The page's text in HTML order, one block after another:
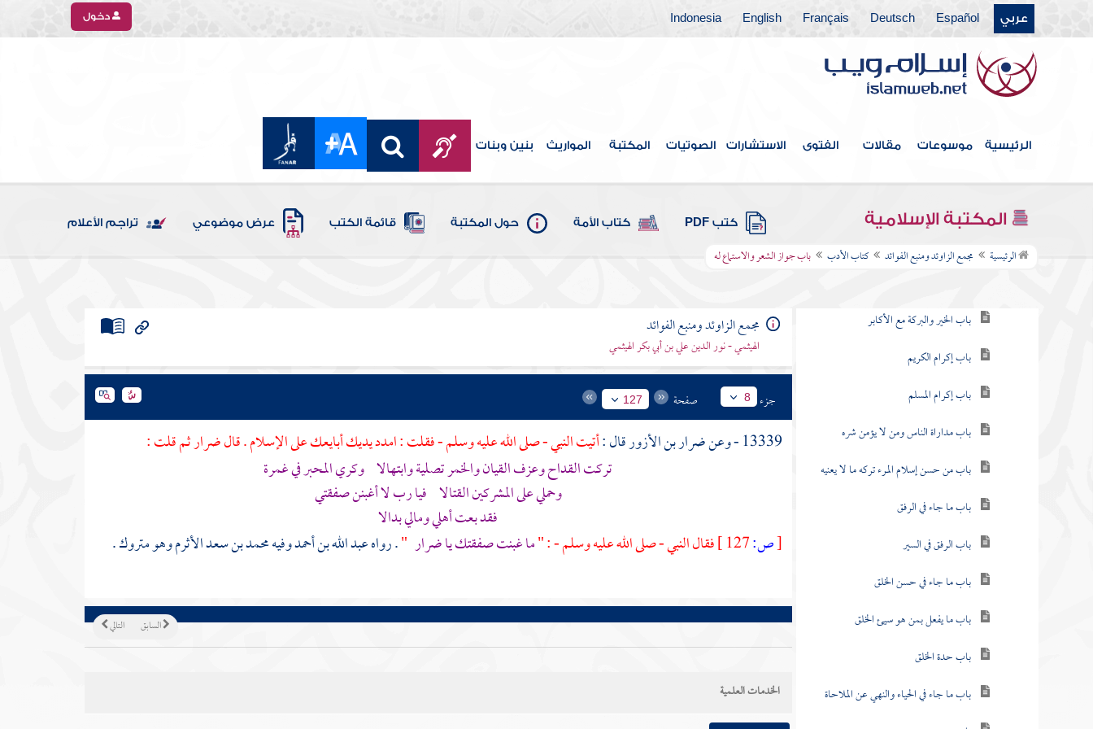
عربي Español
Deutsch
Français
English
Indonesia دخول
الرئيسية موسوعات مقالات الفتوى الاستشارات الصوتيات المكتبة المواريث بنين وبنات
المكتبة الإسلامية كتب PDF كتاب الأمة حول المكتبة قائمة الكتب عرض موضوعي تراجم الأعلام
الرئيسية مجمع الزاوئد ومنبع الفوائد كتاب الأدب باب جواز الشعر والاستماع له
كتاب الحدود والديات
كتاب الديات
كتاب التفسير
كتاب التعبير
كتاب القدر
كتاب الفتن أعاذنا الله منها
كتاب الأدب
باب الخير والبركة مع الأكابر
باب إكرام الكريم
باب إكرام المسلم
باب مداراة الناس ومن لا يؤمن شره
باب من حسن إسلام المرء تركه ما لا يعنيه
باب ما جاء في الرفق
باب الرفق في السير
باب ما جاء في حسن الخلق
باب ما يفعل بمن هو سيئ الخلق
باب حدة الخلق
باب ما جاء في الحياء والنهي عن الملاحاة
مجمع الزاوئد ومنبع الفوائد
الهيثمي - نور الدين علي بن أبي بكر الهيثمي
جزء 8 صفحة 127
13339 - وعن ضرار بن الأزورقال :أتيت النبي - صلى الله عليه وسلم - فقلت : امدد يديك أبايعك على الإسلام . قالضرارثم قلت :
تركت القداح وعزف القيان والخمر تصلية وابتهالا وكري المحبر في غمرة
وحملي على المشركين القتالا فيا رب لا أغبنن صفقتي
فقد بعت أهلي ومالي بدالا
[ص: فقال النبي - صلى الله عليه وسلم - : "ما غبنت صفقتك ياضرار ". رواهعبد الله بن أحمدوفيهمحمد بن سعد الأثرموهو متروك .
التالي السابق
الخدمات العلمية